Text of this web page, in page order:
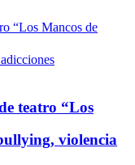
teatro “Los
violencia